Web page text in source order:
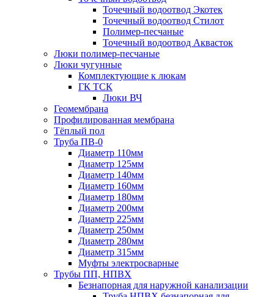
Точечный водоотвод Экотек
Точечный водоотвод Стилот
Полимер-песчаные
Точечный водоотвод Аквасток
Люки полимер-песчаные
Люки чугунные
Комплектующие к люкам
ГК ТСК
Люки ВЧ
Геомембрана
Профилированная мембрана
Тёплый пол
Труба ПВ-0
Диаметр 110мм
Диаметр 125мм
Диаметр 140мм
Диаметр 160мм
Диаметр 180мм
Диаметр 200мм
Диаметр 225мм
Диаметр 250мм
Диаметр 280мм
Диаметр 315мм
Муфты электросварные
Трубы ПП, НПВХ
Безнапорная для наружной канализации